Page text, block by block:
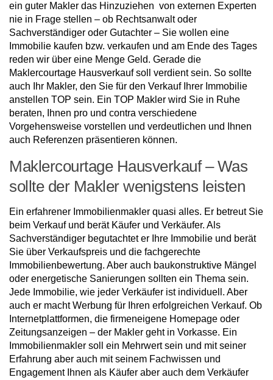
ein guter Makler das Hinzuziehen von externen Experten
nie in Frage stellen – ob Rechtsanwalt oder
Sachverständiger oder Gutachter – Sie wollen eine
Immobilie kaufen bzw. verkaufen und am Ende des Tages
reden wir über eine Menge Geld. Gerade die
Maklercourtage Hausverkauf soll verdient sein. So sollte
auch Ihr Makler, den Sie für den Verkauf Ihrer Immobilie
anstellen TOP sein. Ein TOP Makler wird Sie in Ruhe
beraten, Ihnen pro und contra verschiedene
Vorgehensweise vorstellen und verdeutlichen und Ihnen
auch Referenzen präsentieren können.
Maklercourtage Hausverkauf – Was
sollte der Makler wenigstens leisten
Ein erfahrener Immobilienmakler quasi alles. Er betreut Sie
beim Verkauf und berät Käufer und Verkäufer. Als
Sachverständiger begutachtet er Ihre Immobilie und berät
Sie über Verkaufspreis und die fachgerechte
Immobilienbewertung. Aber auch baukonstruktive Mängel
oder energetische Sanierungen sollten ein Thema sein.
Jede Immobilie, wie jeder Verkäufer ist individuell. Aber
auch er macht Werbung für Ihren erfolgreichen Verkauf. Ob
Internetplattformen, die firmeneigene Homepage oder
Zeitungsanzeigen – der Makler geht in Vorkasse. Ein
Immobilienmakler soll ein Mehrwert sein und mit seiner
Erfahrung aber auch mit seinem Fachwissen und
Engagement Ihnen als Käufer aber auch dem Verkäufer